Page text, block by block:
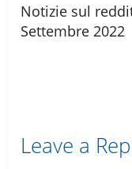
Notizie sul
Settembre 2022
Leave a